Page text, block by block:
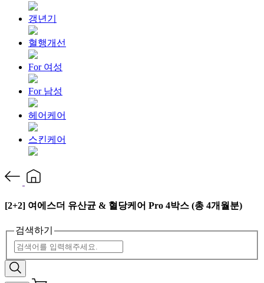
갱년기
혈행개선
For 여성
For 남성
헤어케어
스킨케어
[2+2] 여에스더 유산균 & 혈당케어 Pro 4박스 (총 4개월분)
검색하기